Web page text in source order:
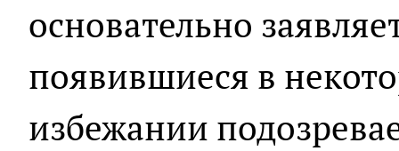
основательно
появившиеся в
избежании